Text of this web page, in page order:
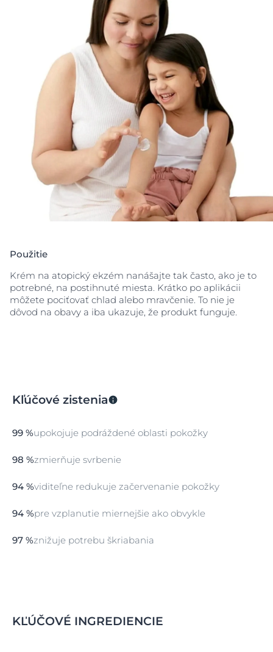
atopickej dermatitídy a atopického ekzému. Krém
obsahuje jedinečný komplex aktívnych zložiek –
upokojujúci licochalcon A, antibakteriálny dekandiol a
menthoxypropanediol (MPD) upokojujúci svrbenia
vďaka chladivému účinku. Tento komplex, v
kombinácii s vysokou koncentráciou ceramidov,
posilňuje kožnú bariéru, zmierňuje suchosť a
upokojuje od svrbenia na zmyslovej úrovni, čím
znižuje nutkanie škriabať pokožku.
Tento krém určený pre akútne
vzplanutiaatopickej
dermatitídy a atopického ekzému neobsahuje
parfumáciu a možno ho použiť tak často, ako
potrebujete na postihnuté miesta. Preukázateľne
zlepšuje
kvalitu spánkua kvalitu života pacientov s
atopickým ekzémom
. Vhodný pre dospelých, deti a
dojčatá od štyroch týždňov veku.
Prečítajte si viac oatopickej dermatitíde u detí
atopickom ekzéme u novorodencov.
Použitie
Krém na atopický ekzém nanášajte tak často, ako je to
potrebné, na postihnuté miesta. Krátko po aplikácii
môžete pociťovať chlad alebo mravčenie. To nie je
dôvod na obavy a iba ukazuje, že produkt funguje.
Kľúčové zistenia
99 %upokojuje podráždené oblasti pokožky
98 %zmierňuje svrbenie
94 %viditeľne redukuje začervenanie pokožky
94 %pre vzplanutie miernejšie ako obvykle
97 %znižuje potrebu škriabania
KĽÚČOVÉ INGREDIENCIE